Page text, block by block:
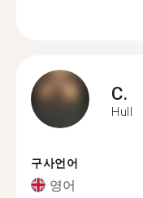
C.
Hull
구사언어
영어